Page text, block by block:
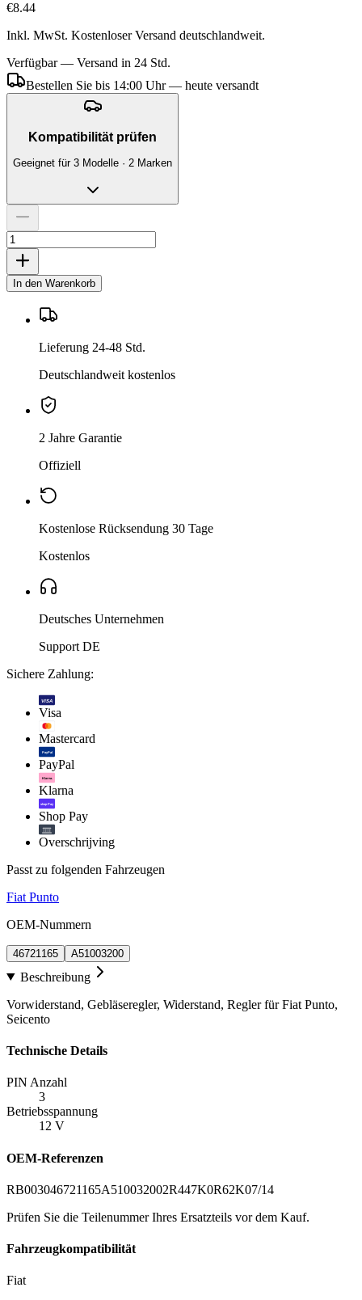
€8.44
Inkl. MwSt. Kostenloser Versand deutschlandweit.
Verfügbar — Versand in 24 Std.
Bestellen Sie bis 14:00 Uhr — heute versandt
Kompatibilität prüfen
Geeignet für 3 Modelle · 2 Marken
In den Warenkorb
Lieferung 24-48 Std.
Deutschlandweit kostenlos
2 Jahre Garantie
Offiziell
Kostenlose Rücksendung 30 Tage
Kostenlos
Deutsches Unternehmen
Support DE
Sichere Zahlung:
VISA
Visa
Mastercard
PayPal
PayPal
Klarna.
Klarna
shop Pay
Shop Pay
Overschrijving
Passt zu folgenden Fahrzeugen
Fiat Punto
OEM-Nummern
46721165 A51003200
Beschreibung
Vorwiderstand, Gebläseregler, Widerstand, Regler für Fiat Punto,
Seicento
Technische Details
PIN Anzahl
3
Betriebsspannung
12 V
OEM-Referenzen
RB003046721165A510032002R447K0R62K07/14
Prüfen Sie die Teilenummer Ihres Ersatzteils vor dem Kauf.
Fahrzeugkompatibilität
Fiat